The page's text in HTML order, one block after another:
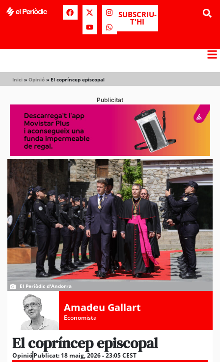
SUBSCRIU-
T'HI
Inici » Opinió » El copríncep episcopal
Publicitat
El Periòdic d'Andorra
Amadeu Gallart
Economista
El copríncep episcopal
OpinióPublicat: 18 maig, 2026 - 23:05 CEST